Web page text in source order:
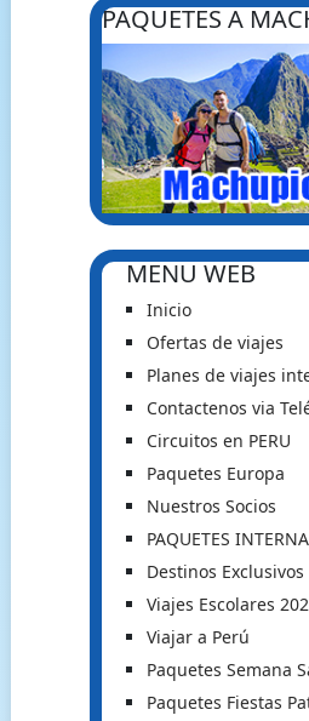
PAQUETES A
MENU WEB
Inicio
Ofertas de viajes
Planes de viajes
Contactenos via
Circuitos en PERU
Paquetes Europa
Nuestros Socios
PAQUETES
Destinos Exclusivos
Viajes Escolares
Viajar a Perú
Paquetes Semana
Paquetes Fiestas